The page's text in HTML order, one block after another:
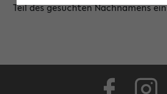
Teil des gesuchten Nachnamens ein